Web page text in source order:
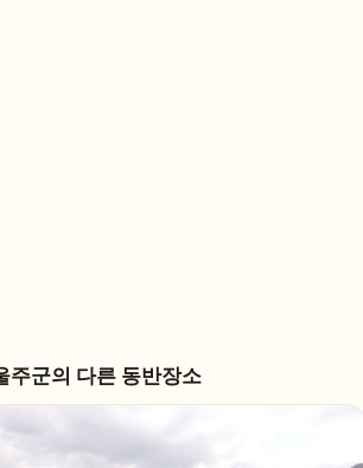
주군의 다른 동반장소